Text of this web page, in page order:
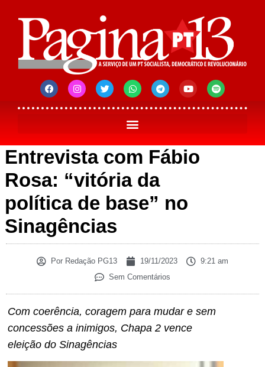
Entrevista com Fábio
Rosa: “vitória da
política de base” no
Sinagências
Por Redação PG13 19/11/2023
9:21 am
Sem Comentários
Com coerência, coragem para mudar e sem
concessões a inimigos, Chapa 2 vence
eleição do Sinagências